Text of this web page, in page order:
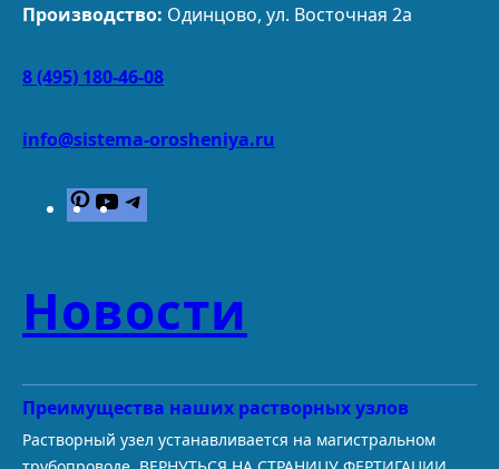
Производство: Одинцово, ул. Восточная 2а
8 (495) 180-46-08
info@sistema-orosheniya.ru
P
i
e
r
s
t
Y
o
u
b
e
g
r
m
Новости
Преимущества наших растворных узлов
Растворный узел устанавливается на магистральном